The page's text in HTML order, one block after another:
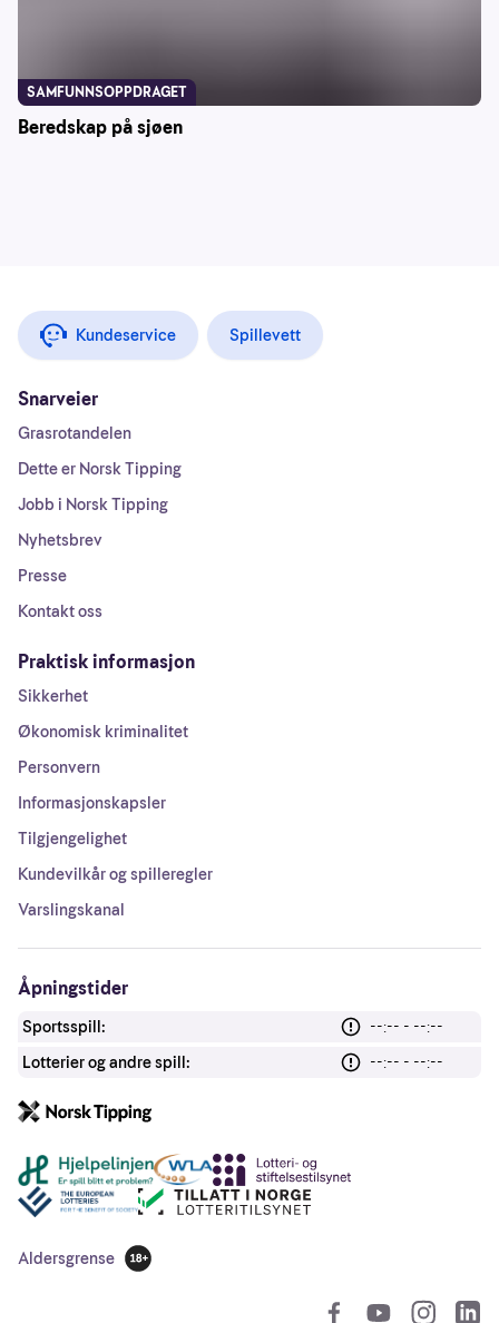
Beredskap på sjøen
SAMFUNNSOPPDRAGET
Kundeservice Spillevett
Snarveier
Grasrotandelen
Dette er Norsk Tipping
Jobb i Norsk Tipping
Nyhetsbrev
Presse
Kontakt oss
Praktisk informasjon
Sikkerhet
Økonomisk kriminalitet
Personvern
Informasjonskapsler
Tilgjengelighet
Kundevilkår og spilleregler
Varslingskanal
Åpningstider
Sportsspill:
--:-- - --:--
Lotterier og andre spill:
--:-- - --:--
Andre lenker
Aldersgrense
18 år